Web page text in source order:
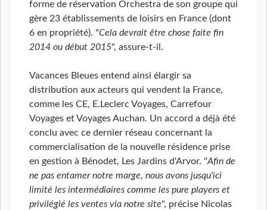
forme de réservation Orchestra de son groupe qui
gère 23 établissements de loisirs en France (dont
6 en propriété). "Cela devrait être chose faite fin
2014 ou début 2015", assure-t-il.
Vacances Bleues entend ainsi élargir sa
distribution aux acteurs qui vendent la France,
comme les CE, E.Leclerc Voyages, Carrefour
Voyages et Voyages Auchan. Un accord a déjà été
conclu avec ce dernier réseau concernant la
commercialisation de la nouvelle résidence prise
en gestion à Bénodet, Les Jardins d'Arvor. "Afin de
ne pas entamer notre marge, nous avons jusqu'ici
limité les intermédiaires comme les pure players et
privilégié les ventes via notre site", précise Nicolas